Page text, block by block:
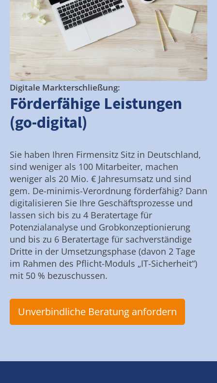
Digitale Markterschließung:
Förderfähige Leistungen
(go-digital)
Sie haben Ihren Firmensitz Sitz in Deutschland,
sind weniger als 100 Mitarbeiter, machen
weniger als 20 Mio. € Jahresumsatz und sind
gem. De-minimis-Verordnung förderfähig? Dann
digitalisieren Sie Ihre Geschäftsprozesse und
lassen sich bis zu 4 Beratertage für
Potenzialanalyse und Grobkonzeptionierung
und bis zu 6 Beratertage für sachverständige
Dritte in der Umsetzungsphase (davon 2 Tage
im Rahmen des Pflicht-Moduls „IT-Sicherheit“)
mit 50 % bezuschussen.
Unverbindliche Beratung anfordern